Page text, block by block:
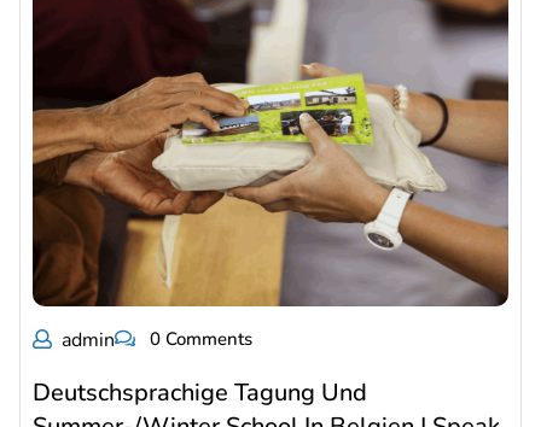
admin 0 Comments
Deutschsprachige Tagung Und